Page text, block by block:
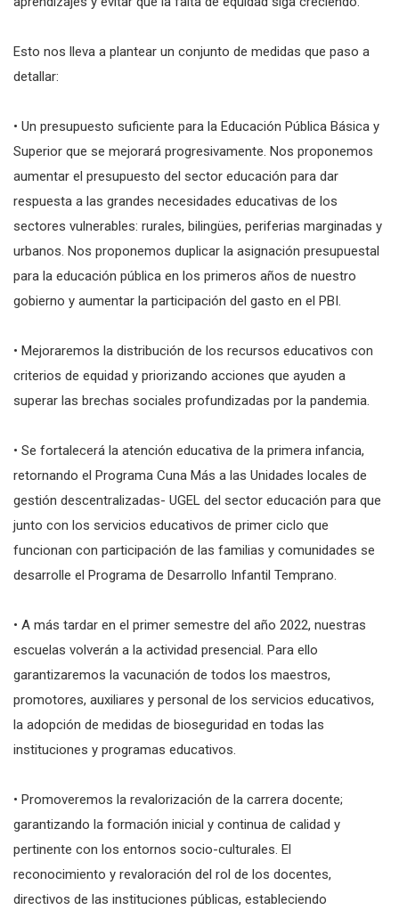
Esto nos lleva a plantear un conjunto de medidas que paso a
detallar:
• Un presupuesto suficiente para la Educación Pública Básica y
Superior que se mejorará progresivamente. Nos proponemos
aumentar el presupuesto del sector educación para dar
respuesta a las grandes necesidades educativas de los
sectores vulnerables: rurales, bilingües, periferias marginadas y
urbanos. Nos proponemos duplicar la asignación presupuestal
para la educación pública en los primeros años de nuestro
gobierno y aumentar la participación del gasto en el PBI.
• Mejoraremos la distribución de los recursos educativos con
criterios de equidad y priorizando acciones que ayuden a
superar las brechas sociales profundizadas por la pandemia.
• Se fortalecerá la atención educativa de la primera infancia,
retornando el Programa Cuna Más a las Unidades locales de
gestión descentralizadas- UGEL del sector educación para que
junto con los servicios educativos de primer ciclo que
funcionan con participación de las familias y comunidades se
desarrolle el Programa de Desarrollo Infantil Temprano.
• A más tardar en el primer semestre del año 2022, nuestras
escuelas volverán a la actividad presencial. Para ello
garantizaremos la vacunación de todos los maestros,
promotores, auxiliares y personal de los servicios educativos,
la adopción de medidas de bioseguridad en todas las
instituciones y programas educativos.
• Promoveremos la revalorización de la carrera docente;
garantizando la formación inicial y continua de calidad y
pertinente con los entornos socio-culturales. El
reconocimiento y revaloración del rol de los docentes,
directivos de las instituciones públicas, estableciendo